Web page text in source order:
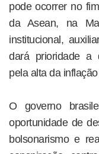
pode ocorrer no
da Asean, na
institucional,
dará prioridade a
pela alta da
O governo
oportunidade de
bolsonarismo e